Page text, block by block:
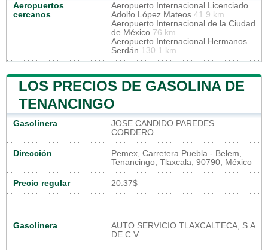
Aeropuertos
cercanos
Aeropuerto Internacional Licenciado
Adolfo López Mateos 41.9 km
Aeropuerto Internacional de la Ciudad
de México 76 km
Aeropuerto Internacional Hermanos
Serdán 130.1 km
LOS PRECIOS DE GASOLINA DE
TENANCINGO
Gasolinera
JOSE CANDIDO PAREDES
CORDERO
Dirección
Pemex, Carretera Puebla - Belem,
Tenancingo, Tlaxcala, 90790, México
Precio regular 20.37$
Gasolinera
AUTO SERVICIO TLAXCALTECA, S.A.
DE C.V.